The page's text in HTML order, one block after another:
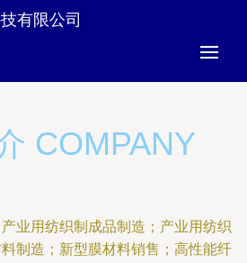
有限公司
COMPANY
业用纺织制成品制造；产业用纺织
制造；新型膜材料销售；高性能纤